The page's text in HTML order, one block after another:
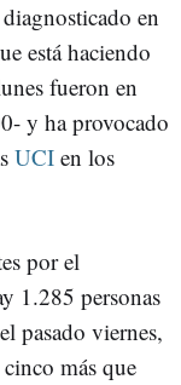
en
está haciendo
fueron en
y ha provocado
UCI en los
por el
1.285 personas
pasado viernes,
más que